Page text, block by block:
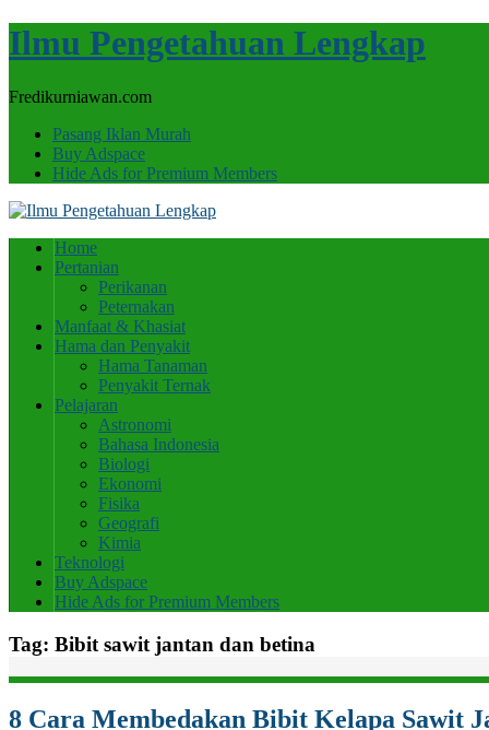
Ilmu Pengetahuan Lengkap
Fredikurniawan.com
Pasang Iklan Murah
Buy Adspace
Hide Ads for Premium Members
Home
Pertanian
Perikanan
Peternakan
Manfaat & Khasiat
Hama dan Penyakit
Hama Tanaman
Penyakit Ternak
Pelajaran
Astronomi
Bahasa Indonesia
Biologi
Ekonomi
Fisika
Geografi
Kimia
Teknologi
Buy Adspace
Hide Ads for Premium Members
Tag: Bibit sawit jantan dan betina
8 Cara Membedakan Bibit Kelapa Sawit